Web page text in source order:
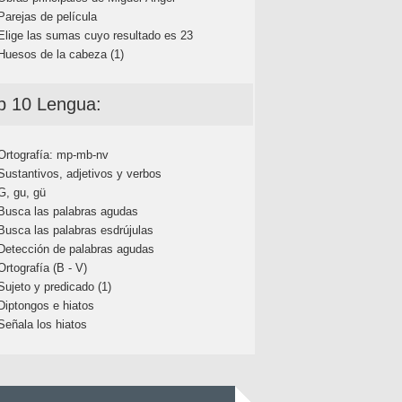
de película
las sumas cuyo resultado es 23
de la cabeza (1)
10 Lengua:
mp-mb-nv
adjetivos y verbos
gu, gü
las palabras agudas
las palabras esdrújulas
de palabras agudas
(B - V)
y predicado (1)
e hiatos
los hiatos